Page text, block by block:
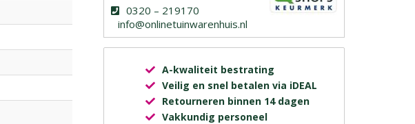
0320 – 219170
info@onlinetuinwarenhuis.nl
A-kwaliteit bestrating
Veilig en snel betalen via iDEAL
Retourneren binnen 14 dagen
Vakkundig personeel